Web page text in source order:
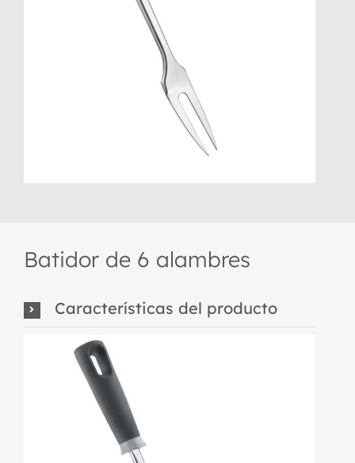
Batidor de 6 alambres
Características del producto